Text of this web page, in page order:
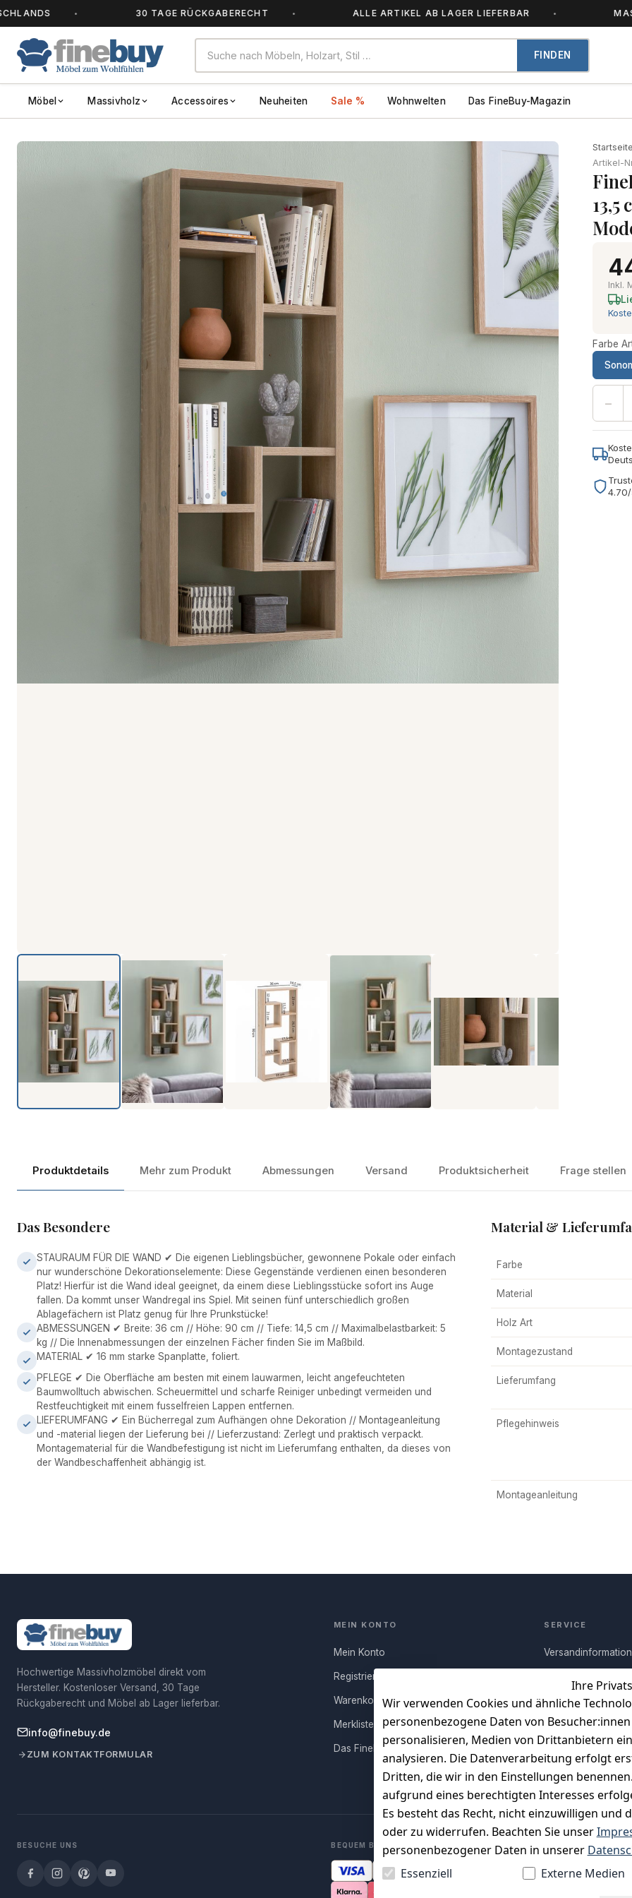
30 TAGE RÜCKGABERECHT ALLE ARTIKEL AB LAGER LIEFERBAR
FINDEN
Möbel Massivholz Accessoires Neuheiten Sale % Wohnwelten Das FineBuy-Magazin
Startseite
Artikel-
13,5
Inkl.
Farbe
−
Produktdetails Mehr zum Produkt Abmessungen Versand Produktsicherheit Frage stellen
Das Besondere
STAURAUM FÜR DIE WAND ✔ Die eigenen Lieblingsbücher, gewonnene Pokale oder einfach
nur wunderschöne Dekorationselemente: Diese Gegenstände verdienen einen besonderen
Platz! Hierfür ist die Wand ideal geeignet, da einem diese Lieblingsstücke sofort ins Auge
fallen. Da kommt unser Wandregal ins Spiel. Mit seinen fünf unterschiedlich großen
Ablagefächern ist Platz genug für Ihre Prunkstücke!
ABMESSUNGEN ✔ Breite: 36 cm // Höhe: 90 cm // Tiefe: 14,5 cm // Maximalbelastbarkeit: 5
kg // Die Innenabmessungen der einzelnen Fächer finden Sie im Maßbild.
MATERIAL ✔ 16 mm starke Spanplatte, foliert.
PFLEGE ✔ Die Oberfläche am besten mit einem lauwarmen, leicht angefeuchteten
Baumwolltuch abwischen. Scheuermittel und scharfe Reiniger unbedingt vermeiden und
Restfeuchtigkeit mit einem fusselfreien Lappen entfernen.
LIEFERUMFANG ✔ Ein Bücherregal zum Aufhängen ohne Dekoration // Montageanleitung
und -material liegen der Lieferung bei // Lieferzustand: Zerlegt und praktisch verpackt.
Montagematerial für die Wandbefestigung ist nicht im Lieferumfang enthalten, da dieses von
der Wandbeschaffenheit abhängig ist.
Material &
Farbe
Material
Holz Art
Montagezustand
Lieferumfang
Pflegehinweis
Montageanleitung
Ihre
Wir verwenden Cookies und ähnliche
personenbezogene Daten von
personalisieren, Medien von Drittanbietern
analysieren. Die Datenverarbeitung erfolgt
Dritten, die wir in den Einstellungen
aufgrund eines berechtigten Interesses
Es besteht das Recht, nicht einzuwilligen
oder zu widerrufen. Beachten Sie unser
personenbezogener Daten in unserer
Essenziell
Externe Medien
Hochwertige Massivholzmöbel direkt vom
Hersteller. Kostenloser Versand, 30 Tage
Rückgaberecht und Möbel ab Lager lieferbar.
info@finebuy.de
ZUM KONTAKTFORMULAR
MEIN KONTO
Mein Konto
Registrieren
Warenkorb
Merkliste
Das FineBuy-Magazin
SERVICE
Rücksendung
Persönlicher
Vertrag
BESUCHE UNS BEQUEM BEZAHLEN MIT